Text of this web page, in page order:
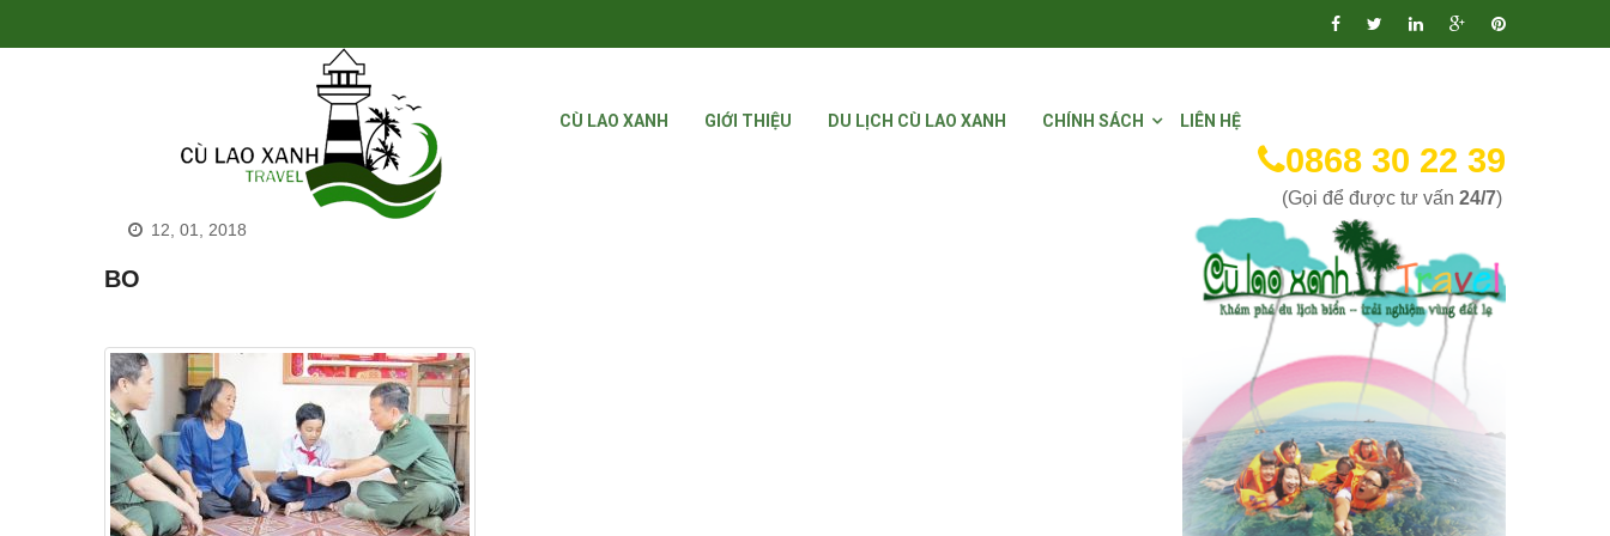
CÙ LAO XANH GIỚI THIỆU DU LỊCH CÙ LAO XANH CHÍNH SÁCH LIÊN HỆ
0868 30 22 39
(Gọi để được tư vấn 24/7)
12, 01, 2018
BO